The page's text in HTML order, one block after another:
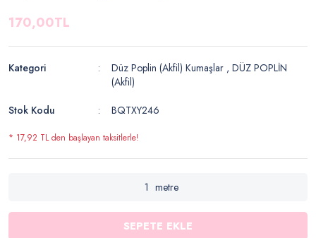
170,00TL
Kategori Düz Poplin (Akfil) Kumaşlar ,DÜZ POPLİN
(Akfil)
Stok Kodu
BQTXY246
* 17,92 TL den başlayan taksitlerle!
metre
SEPETE EKLE